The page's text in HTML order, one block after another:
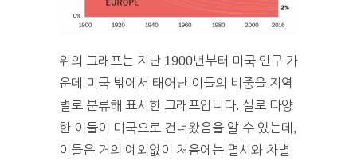
위의 그래프는 지난 1900년부터 미국 인구 가
운데 미국 밖에서 태어난 이들의 비중을 지역
별로 분류해 표시한 그래프입니다. 실로 다양
한 이들이 미국으로 건너왔음을 알 수 있는데,
이들은 거의 예외없이 처음에는 멸시와 차별